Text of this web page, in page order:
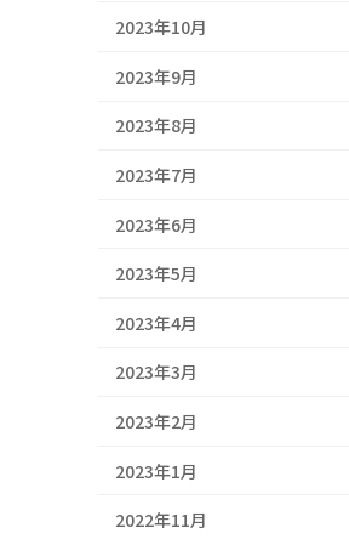
2023年10月
2023年9月
2023年8月
2023年7月
2023年6月
2023年5月
2023年4月
2023年3月
2023年2月
2023年1月
2022年11月